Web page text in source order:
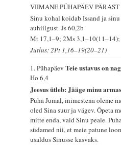
VIIMANE PÜHAPÄEV
Sinu kohal koidab Issand ja
auhiilgust.Js 60,2b
Mt 17,1–9; 2Ms 3,1–10(11–14);
Jutlus: 2Pt 1,16–19(20–21)
1. PühapäevTeie ustavus on
Ho 6,4
Jeesus ütleb: Jääge minu
Püha Jumal, inimestena oleme
oled Sina suur ja vägev. Õpeta
mitte enda, vaid Sinu peale.
südamed nii, et meie patune
usaldus Sinusse kasvaks.